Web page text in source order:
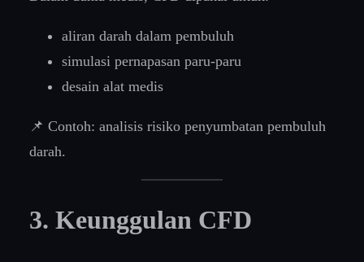
aliran darah dalam pembuluh
simulasi pernapasan paru-paru
desain alat medis
📌 Contoh: analisis risiko penyumbatan pembuluh
darah.
3. Keunggulan CFD